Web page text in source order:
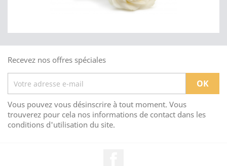
Recevez nos offres spéciales
Vous pouvez vous désinscrire à tout moment. Vous
trouverez pour cela nos informations de contact dans les
conditions d'utilisation du site.